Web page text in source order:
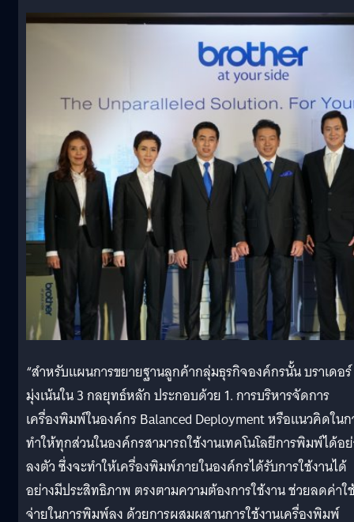
“สำหรับแผนการขยายฐานลูกค้ากลุ่มธุรกิจองค์กรนั้น บราเดอร์
มุ่งเน้นใน 3 กลยุทธ์หลัก ประกอบด้วย 1. การบริหารจัดการ
เครื่องพิมพ์ในองค์กร Balanced Deployment หรือแนวคิดในก
ทำให้ทุกส่วนในองค์กรสามารถใช้งานเทคโนโลยีการพิมพ์ได้อ
ลงตัว ซึ่งจะทำให้เครื่องพิมพ์ภายในองค์กรได้รับการใช้งานได้
อย่างมีประสิทธิภาพ ตรงตามความต้องการใช้งาน ช่วยลดค่าใ
จ่ายในการพิมพ์ลง ด้วยการผสมผสานการใช้งานเครื่องพิมพ์